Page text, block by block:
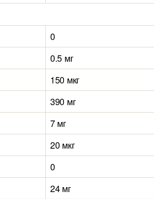
0
0.5 мг
150 мкг
390 мг
7 мг
20 мкг
0
24 мг